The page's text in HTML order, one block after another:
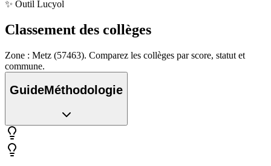
✨ Outil Lucyol
Classement des collèges
Zone : Metz (57463). Comparez les collèges par score, statut et
commune.
GuideMéthodologie